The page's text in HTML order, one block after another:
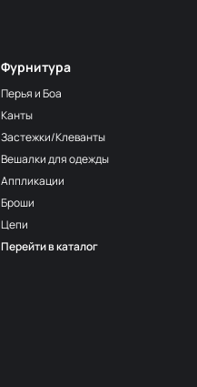
Фурнитура
Перья и Боа
Канты
Застежки/Клеванты
Вешалки для одежды
Аппликации
Броши
Цепи
Перейти в каталог